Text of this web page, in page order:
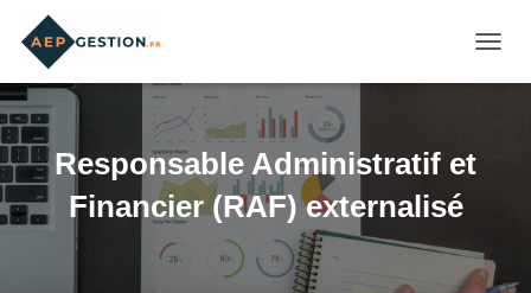
Responsable Administratif et
Financier (RAF) externalisé